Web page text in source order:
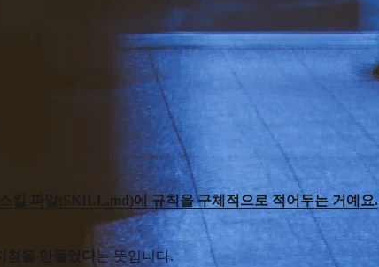
킬 파일(SKILL.md)에 규칙을 구체적으로 적어두는 거예요.
침을 만들었다는 뜻입니다.